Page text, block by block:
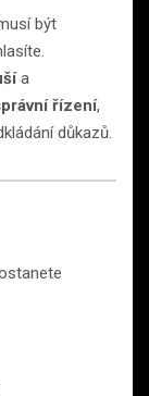
být
a
řízení,
důkazů.